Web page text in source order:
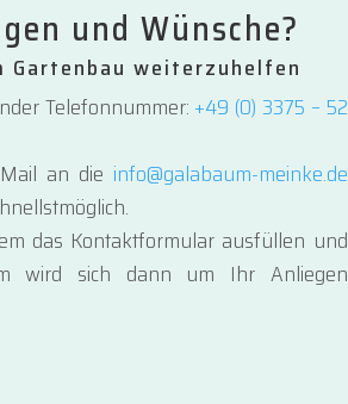
und Wünsche?
Gartenbau weiterzuhelfen
Telefonnummer: +49 (0) 3375 – 52
an die info@galabaum-meinke.de
das Kontaktformular ausfüllen und
wird sich dann um Ihr Anliegen